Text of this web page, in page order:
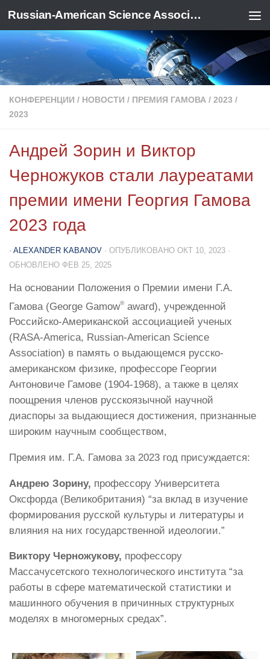
Перейти к содержимому Russian-American Science Association
КОНФЕРЕНЦИИ / НОВОСТИ / ПРЕМИЯ ГАМОВА / 2023 /
2023
Андрей Зорин и Виктор
Черножуков стали лауреатами
премии имени Георгия Гамова
2023 года
- ALEXANDER KABANOV · ОПУБЛИКОВАНО ОКТ 10, 2023 ·
ОБНОВЛЕНО ФЕВ 25, 2025
На основании Положения о Премии имени Г.А.
Гамова (George Gamow®award), учрежденной
Российско-Американской ассоциацией ученых
(RASA-America, Russian-American Science
Association) в память о выдающемся русско-
американскoм физике, профессоре Георгии
Антоновиче Гамове (1904-1968), а также в целях
поощрения членов русскоязычной научной
диаспоры за выдающиеся достижения, признанные
широким научным сообществом,
Премия им. Г.А. Гамова за 2023 год присуждается:
Андрею Зорину, профессору Университета
Оксфорда (Великобритания) “за вклад в изучение
формирования русской культуры и литературы и
влияния на них государственной идеологии.”
Виктору Черножукову, профессору
Массачусетского технологического института “за
работы в сфере математической статистики и
машинного обучения в причинных структурных
моделях в многомерных средах”.